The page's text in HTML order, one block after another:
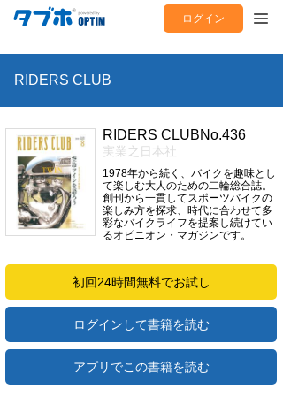
ログイン
RIDERS CLUB
RIDERS CLUBNo.436
実業之日本社
1978年から続く、バイクを趣味とし
て楽しむ大人のための二輪総合誌。
創刊から一貫してスポーツバイクの
楽しみ方を探求、時代に合わせて多
彩なバイクライフを提案し続けてい
るオピニオン・マガジンです。
初回24時間無料でお試し
ログインして書籍を読む
アプリでこの書籍を読む